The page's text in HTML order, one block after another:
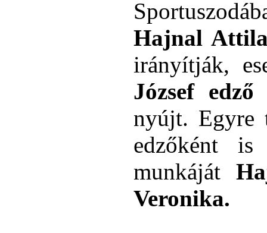
Hajnal
irányítják,
József edző
nyújt. Egyre
edzőként is
munkáját
Veronika.